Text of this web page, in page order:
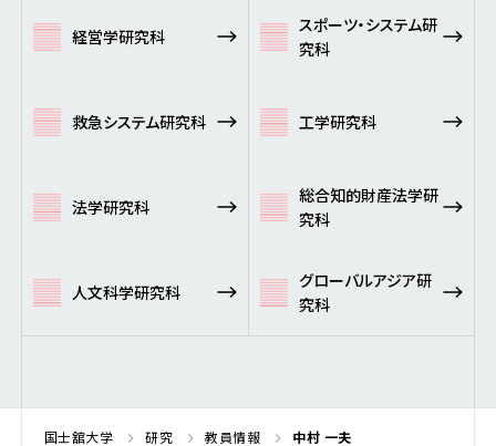
経営学研究科
スポーツ・システム研
究科
救急システム研究科 工学研究科
法学研究科
総合知的財産法学研
究科
人文科学研究科
グローバルアジア研
究科
国士舘大学 研究 教員情報 中村 一夫